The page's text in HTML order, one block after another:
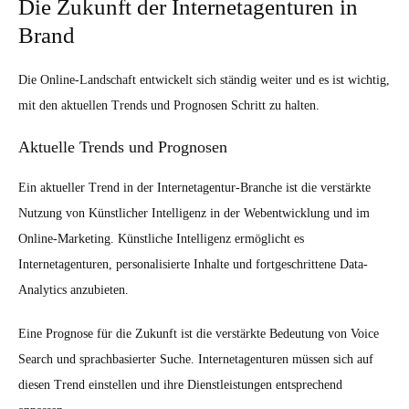
Die Zukunft der Internetagenturen in
Brand
Die Online-Landschaft entwickelt sich ständig weiter und es ist wichtig,
mit den aktuellen Trends und Prognosen Schritt zu halten.
Aktuelle Trends und Prognosen
Ein aktueller Trend in der Internetagentur-Branche ist die verstärkte
Nutzung von Künstlicher Intelligenz in der Webentwicklung und im
Online-Marketing. Künstliche Intelligenz ermöglicht es
Internetagenturen, personalisierte Inhalte und fortgeschrittene Data-
Analytics anzubieten.
Eine Prognose für die Zukunft ist die verstärkte Bedeutung von Voice
Search und sprachbasierter Suche. Internetagenturen müssen sich auf
diesen Trend einstellen und ihre Dienstleistungen entsprechend